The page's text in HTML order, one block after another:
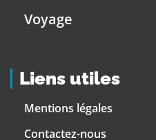
Voyage
Liens utiles
Mentions légales
Contactez-nous